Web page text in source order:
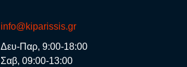
info@kiparissis.gr
Δευ-Παρ, 9:00-18:00
Σαβ, 09:00-13:00